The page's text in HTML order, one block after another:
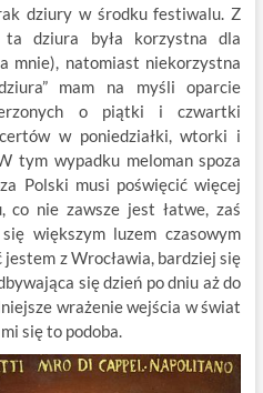
dziury w środku festiwalu. Z
dziura była korzystna dla
mnie), natomiast niekorzystna
mam na myśli oparcie
o piątki i czwartki
w poniedziałki, wtorki i
tym wypadku meloman spoza
Polski musi poświęcić więcej
co nie zawsze jest łatwe, zaś
większym luzem czasowym
z Wrocławia, bardziej się
się dzień po dniu aż do
wrażenie wejścia w świat
się to podoba.